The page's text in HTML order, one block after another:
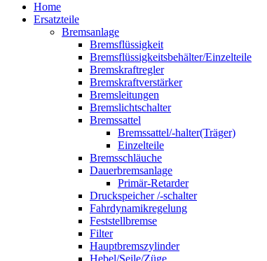
Home
Ersatzteile
Bremsanlage
Bremsflüssigkeit
Bremsflüssigkeitsbehälter/Einzelteile
Bremskraftregler
Bremskraftverstärker
Bremsleitungen
Bremslichtschalter
Bremssattel
Bremssattel/-halter(Träger)
Einzelteile
Bremsschläuche
Dauerbremsanlage
Primär-Retarder
Druckspeicher /-schalter
Fahrdynamikregelung
Feststellbremse
Filter
Hauptbremszylinder
Hebel/Seile/Züge